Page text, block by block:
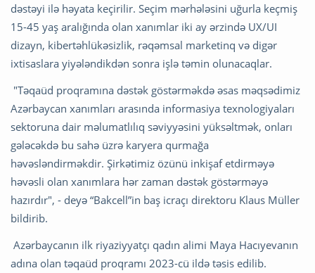
dəstəyi ilə həyata keçirilir. Seçim mərhələsini uğurla keçmiş
15-45 yaş aralığında olan xanımlar iki ay ərzində UX/UI
dizayn, kibertəhlükəsizlik, rəqəmsal marketinq və digər
ixtisaslara yiyələndikdən sonra işlə təmin olunacaqlar.
"Təqaüd proqramına dəstək göstərməkdə əsas məqsədimiz
Azərbaycan xanımları arasında informasiya texnologiyaları
sektoruna dair məlumatlılıq səviyyəsini yüksəltmək, onları
gələcəkdə bu sahə üzrə karyera qurmağa
həvəsləndirməkdir. Şirkətimiz özünü inkişaf etdirməyə
həvəsli olan xanımlara hər zaman dəstək göstərməyə
hazırdır", - deyə “Bakcell”in baş icraçı direktoru Klaus Müller
bildirib.
Azərbaycanın ilk riyaziyyatçı qadın alimi Maya Hacıyevanın
adına olan təqaüd proqramı 2023-cü ildə təsis edilib.